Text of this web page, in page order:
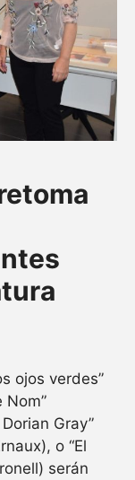
ojos verdes”
Nom”
Gray”
o “El
serán